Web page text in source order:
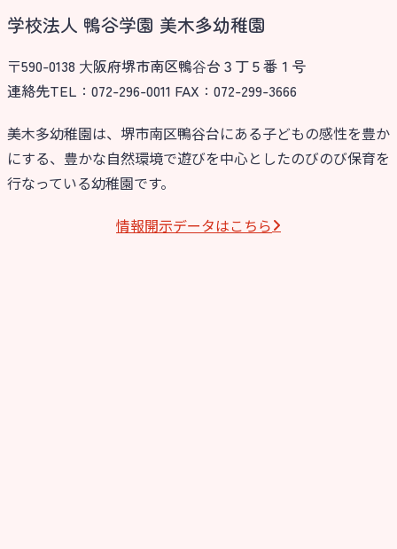
学校法人 鴨谷学園 美木多幼稚園
〒590-0138 ⼤阪府堺市南区鴨⾕台３丁５番１号
連絡先TEL：072-296-0011 FAX：072-299-3666
美木多幼稚園は、堺市南区鴨谷台にある子どもの感性を豊か
にする、豊かな自然環境で遊びを中心としたのびのび保育を
行なっている幼稚園です。
情報開⽰データはこちら